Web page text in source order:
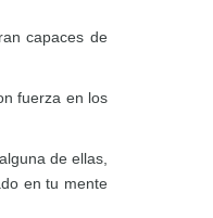
capaces de
fuerza en los
de ellas,
en tu mente